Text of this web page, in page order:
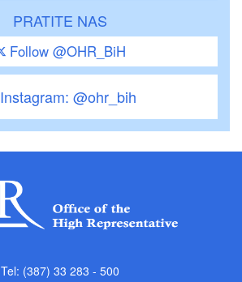
PRATITE NAS
Follow @OHR_BiH
@ohr_bih
Tel: (387) 33 283 - 500